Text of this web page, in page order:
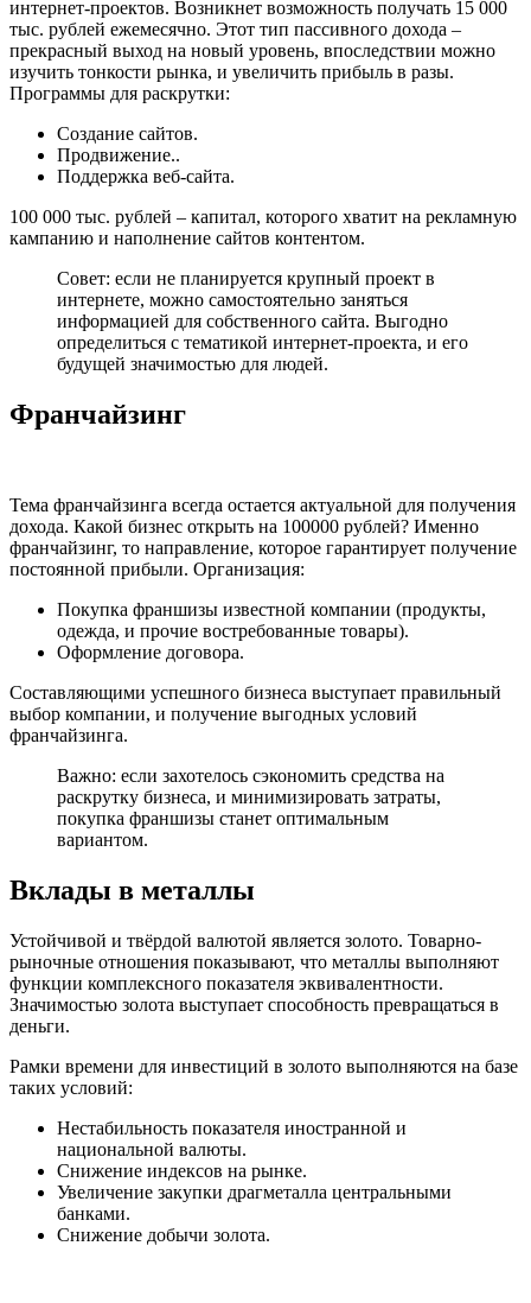
интернет-проектов. Возникнет возможность получать 15 000
тыс. рублей ежемесячно. Этот тип пассивного дохода –
прекрасный выход на новый уровень, впоследствии можно
изучить тонкости рынка, и увеличить прибыль в разы.
Программы для раскрутки:
Создание сайтов.
Продвижение..
Поддержка веб-сайта.
100 000 тыс. рублей – капитал, которого хватит на рекламную
кампанию и наполнение сайтов контентом.
Совет: если не планируется крупный проект в
интернете, можно самостоятельно заняться
информацией для собственного сайта. Выгодно
определиться с тематикой интернет-проекта, и его
будущей значимостью для людей.
Франчайзинг
Тема франчайзинга всегда остается актуальной для получения
дохода. Какой бизнес открыть на 100000 рублей? Именно
франчайзинг, то направление, которое гарантирует получение
постоянной прибыли. Организация:
Покупка франшизы известной компании (продукты,
одежда, и прочие востребованные товары).
Оформление договора.
Составляющими успешного бизнеса выступает правильный
выбор компании, и получение выгодных условий
франчайзинга.
Важно: если захотелось сэкономить средства на
раскрутку бизнеса, и минимизировать затраты,
покупка франшизы станет оптимальным
вариантом.
Вклады в металлы
Устойчивой и твёрдой валютой является золото. Товарно-
рыночные отношения показывают, что металлы выполняют
функции комплексного показателя эквивалентности.
Значимостью золота выступает способность превращаться в
деньги.
Рамки времени для инвестиций в золото выполняются на базе
таких условий:
Нестабильность показателя иностранной и
национальной валюты.
Снижение индексов на рынке.
Увеличение закупки драгметалла центральными
банками.
Снижение добычи золота.